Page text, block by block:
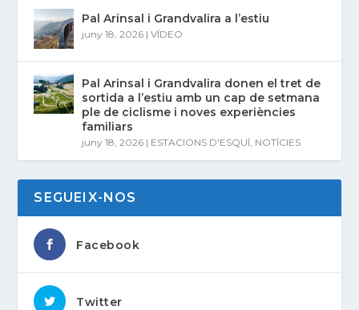
Pal Arinsal i Grandvalira a l’estiu
juny 18, 2026 |VÍDEO
Pal Arinsal i Grandvalira donen el tret de
sortida a l’estiu amb un cap de setmana
ple de ciclisme i noves experiències
familiars
juny 18, 2026 | ESTACIONS D'ESQUÍ NOTÍCIES
SEGUEIX-NOS
Facebook
Twitter